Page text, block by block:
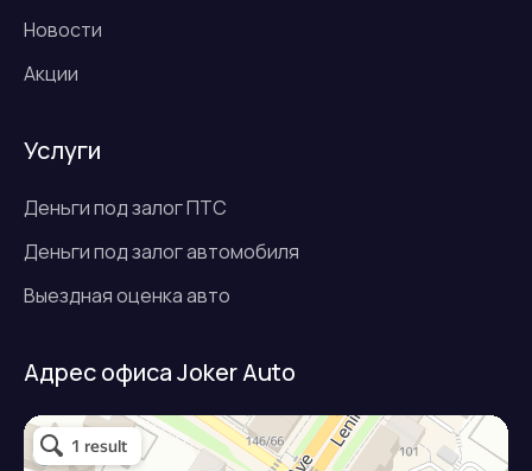
Новости
Акции
Услуги
Деньги под залог ПТС
Деньги под залог автомобиля
Выездная оценка авто
Адрес офиса Joker Auto
Джокер авто
Займ под залог авто в Подольске
Микрофинансовая организация в Подольске